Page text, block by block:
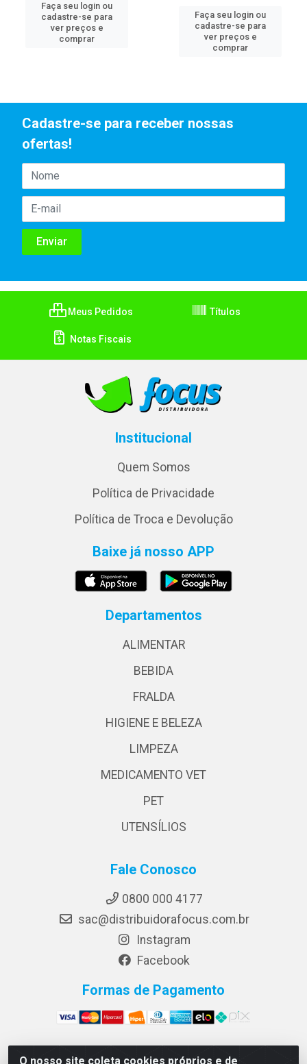
Faça seu login ou
cadastre-se para
ver preços e
comprar
Faça seu login ou
cadastre-se para
ver preços e
comprar
O nosso site coleta cookies próprios e de
Cadastre-se para receber nossas
ofertas!
Meus Pedidos Títulos
Notas Fiscais
Institucional
Quem Somos
Política de Privacidade
Política de Troca e Devolução
Baixe já nosso APP
Departamentos
ALIMENTAR
BEBIDA
FRALDA
HIGIENE E BELEZA
LIMPEZA
MEDICAMENTO VET
PET
UTENSÍLIOS
Fale Conosco
0800 000 4177
sac@distribuidorafocus.com.br
Instagram
Facebook
Formas de Pagamento